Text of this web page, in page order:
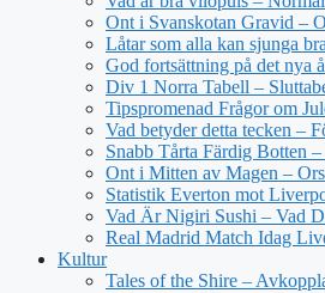
Ont i Svanskotan Gravid –
Låtar som alla kan sjunga
God fortsättning på det nya
Div 1 Norra Tabell –
Tipspromenad Frågor om
Vad betyder detta tecken –
Snabb Tårta Färdig Botten
Ont i Mitten av Magen –
Statistik Everton mot
Vad Är Nigiri Sushi – Vad
Real Madrid Match Idag
Kultur
Tales of the Shire –